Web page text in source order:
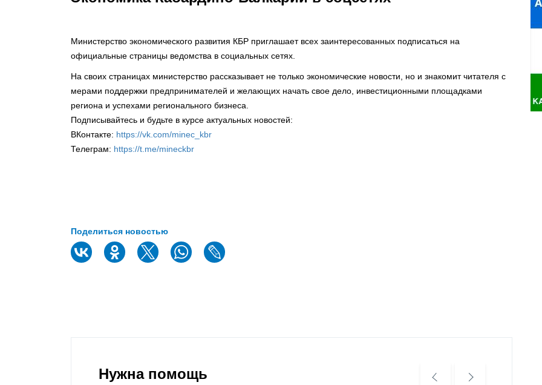
Министерство экономического развития КБР приглашает всех заинтересованных подписаться на
официальные страницы ведомства в социальных сетях.
На своих страницах министерство рассказывает не только экономические новости, но и знакомит читателя с
мерами поддержки предпринимателей и желающих начать свое дело, инвестиционными площадками
региона и успехами регионального бизнеса.
Подписывайтесь и будьте в курсе актуальных новостей:
ВКонтакте: https://vk.com/minec_kbr
Телеграм: https://t.me/mineckbr
Поделиться новостью
Нужна помощь